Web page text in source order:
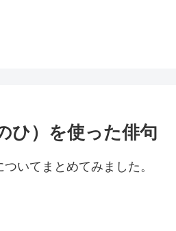
ひ）を使った俳句
いてまとめてみました。